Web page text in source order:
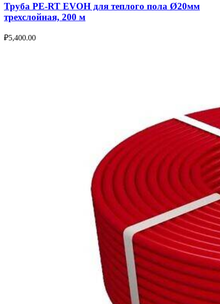
Труба PE-RT EVOH для теплого пола Ø20мм
трехслойная, 200 м
₽5,400.00